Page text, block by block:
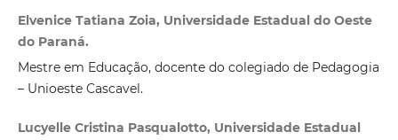
Elvenice Tatiana Zoia, Universidade Estadual do Oeste
do Paraná.
Mestre em Educação, docente do colegiado de Pedagogia
– Unioeste Cascavel.
Lucyelle Cristina Pasqualotto, Universidade Estadual